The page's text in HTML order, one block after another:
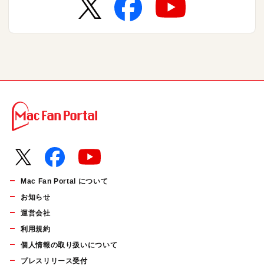
Mac Fan Portal について
お知らせ
運営会社
利用規約
個人情報の取り扱いについて
プレスリリース受付